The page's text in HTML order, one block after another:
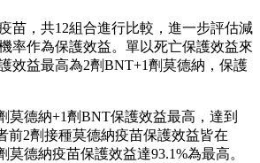
苗，共12組合進行比較，進一步評估減
率作為保護效益。單以死亡保護效益來
效益最高為2劑BNT+1劑莫德納，保護
莫德納+1劑BNT保護效益最高，達到
前2劑接種莫德納疫苗保護效益皆在
莫德納疫苗保護效益達93.1%為最高。